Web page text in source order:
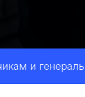
генеральным